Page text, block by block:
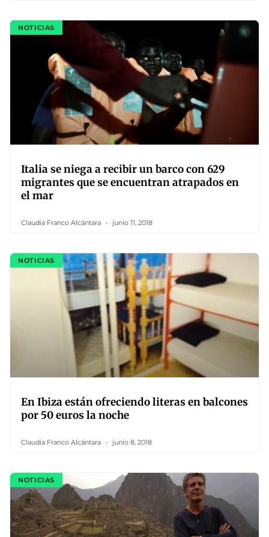
NOTICIAS
Italia se niega a recibir un barco con 629
migrantes que se encuentran atrapados en
el mar
Claudia Franco Alcántara junio 11, 2018
NOTICIAS
En Ibiza están ofreciendo literas en balcones
por 50 euros la noche
Claudia Franco Alcántara junio 8, 2018
NOTICIAS